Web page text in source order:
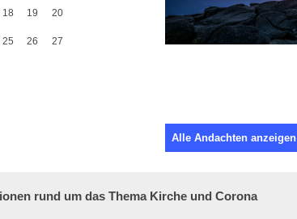
18 19 20
25 26 27
Alle Andachten anzeigen
rund um das Thema Kirche und Corona